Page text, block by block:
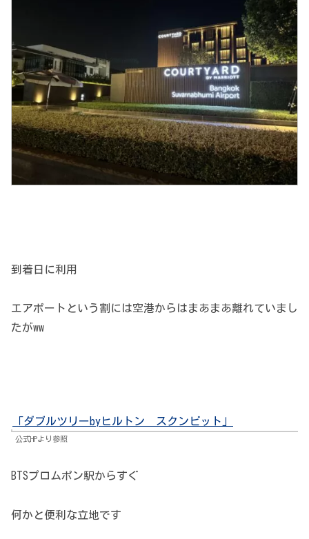
到着日に利用
エアポートという割には空港からはまあまあ離れていまし
たがww
「ダブルツリーbyヒルトン スクンビット」
公式HPより参照
BTSプロムポン駅からすぐ
何かと便利な立地です